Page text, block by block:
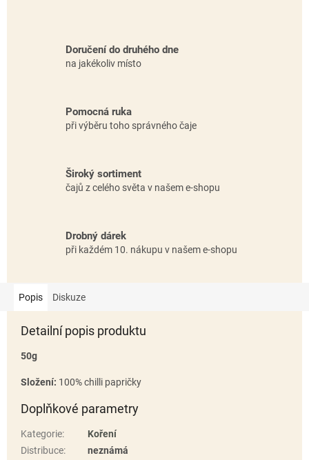
Doručení do druhého dne
na jakékoliv místo
Pomocná ruka
při výběru toho správného čaje
Široký sortiment
čajů z celého světa v našem e-shopu
Drobný dárek
při každém 10. nákupu v našem e-shopu
Popis Diskuze
Detailní popis produktu
50g
Složení: 100% chilli papričky
Doplňkové parametry
Kategorie:
Koření
Distribuce:
neznámá